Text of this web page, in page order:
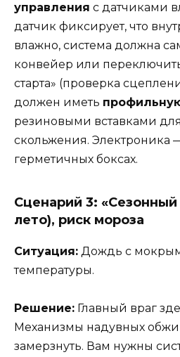
управления с датчиками
датчик фиксирует, что
влажно, система должна
конвейер или
старта» (проверка
должен иметь
резиновыми вставками
скольжения. Электроника
герметичных боксах.
Сценарий 3: «Сезонный
лето), риск мороза
Ситуация: Дождь с
температуры.
Решение: Главный враг
Механизмы надувных
замерзнуть. Вам нужны